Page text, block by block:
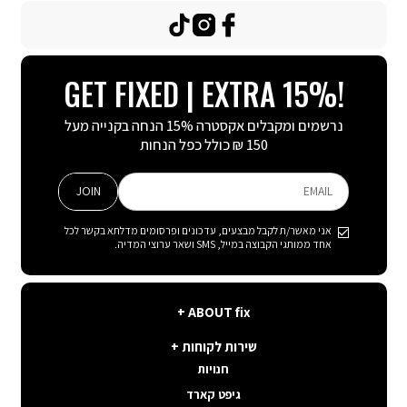
fix
ABOUT fix
קצת עלינו
תנאי שימוש באתר
קשרי משקיעים
לקוחות
שירות לקוחות
פה בשבילך
איפה ההזמנה שלי
חנויות
גיפט קארד
GET FIXED | EXTRA 15%!
נרשמים ומקבלים אקסטרה 15% הנחה בקנייה מעל
150 ₪ כולל כפל הנחות
EMAIL
אני מאשר/ת לקבל מבצעים, עדכונים ופרסומים מדלתא בקשר לכל
אחד ממותגי הקבוצה במייל, SMS ושאר ערוצי המדיה.
JOIN